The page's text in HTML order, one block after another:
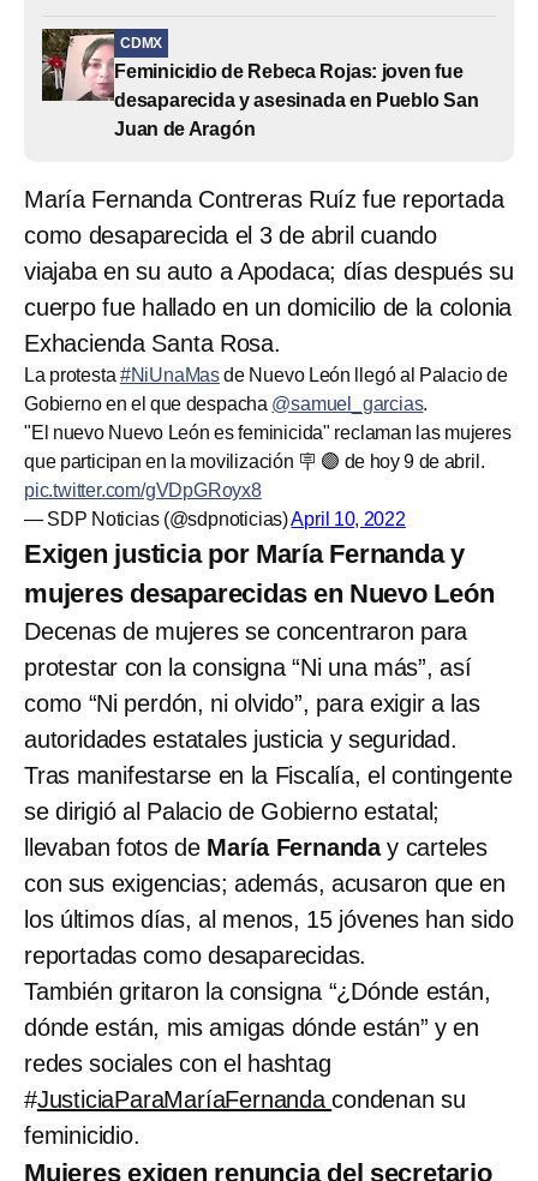
CDMX
Feminicidio de Rebeca Rojas: joven fue
desaparecida y asesinada en Pueblo San
Juan de Aragón
María Fernanda Contreras Ruíz fue reportada
como desaparecida el 3 de abril cuando
viajaba en su auto a Apodaca; días después su
cuerpo fue hallado en un domicilio de la colonia
Exhacienda Santa Rosa.
La protesta #NiUnaMasde Nuevo León llegó al Palacio de
Gobierno en el que despacha @samuel_garcias.
"El nuevo Nuevo León es feminicida" reclaman las mujeres
que participan en la movilización 🪧 🟣 de hoy 9 de abril.
pic.twitter.com/gVDpGRoyx8
— SDP Noticias (@sdpnoticias)April 10, 2022
Exigen justicia por María Fernanda y
mujeres desaparecidas en Nuevo León
Decenas de mujeres se concentraron para
protestar con la consigna “Ni una más”, así
como “Ni perdón, ni olvido”, para exigir a las
autoridades estatales justicia y seguridad.
Tras manifestarse en la Fiscalía, el contingente
se dirigió al Palacio de Gobierno estatal;
llevaban fotos deMaría Fernanday carteles
con sus exigencias; además, acusaron que en
los últimos días, al menos, 15 jóvenes han sido
reportadas como desaparecidas.
También gritaron la consigna “¿Dónde están,
dónde están, mis amigas dónde están” y en
redes sociales con el hashtag
#JusticiaParaMaríaFernandacondenan su
feminicidio.
Mujeres exigen renuncia del secretario